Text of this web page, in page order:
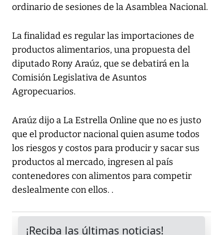
ordinario de sesiones de la Asamblea Nacional.
La finalidad es regular las importaciones de
productos alimentarios, una propuesta del
diputado Rony Araúz, que se debatirá en la
Comisión Legislativa de Asuntos
Agropecuarios.
Araúz dijo a La Estrella Online que no es justo
que el productor nacional quien asume todos
los riesgos y costos para producir y sacar sus
productos al mercado, ingresen al país
contenedores con alimentos para competir
deslealmente con ellos. .